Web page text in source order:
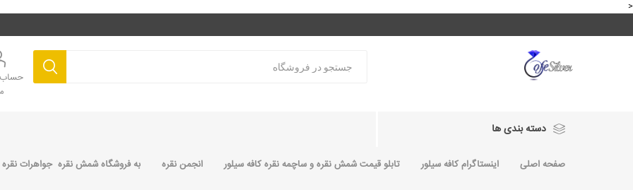
<
حساب
دسته بندی ها
صفحه اصلی اینستاگرام کافه سیلور تابلو قیمت شمش نقره و ساچمه نقره کافه سیلور انجمن نقره به فروشگاه شمش نقره جواهرات